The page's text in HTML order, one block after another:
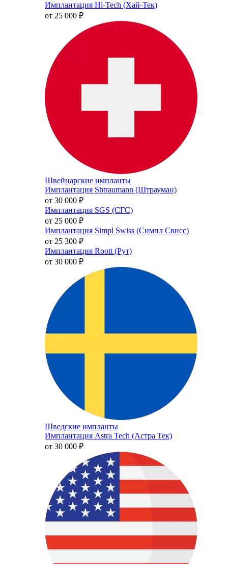
Имплантация Hi-Tech (Хай-Тек)
от 25 000 ₽
Швейцарские импланты
Имплантация Shtraumann (Штрауман)
от 30 000 ₽
Имплантация SGS (СГС)
от 25 000 ₽
Имплантация Simpl Swiss (Симпл Свисс)
от 25 300 ₽
Имплантация Roott (Рут)
от 30 000 ₽
Шведские импланты
Имплантация Astra Tech (Астра Тек)
от 30 000 ₽